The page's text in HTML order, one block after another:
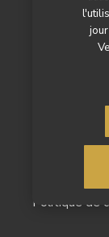
Qui
Contactez-
Politique de